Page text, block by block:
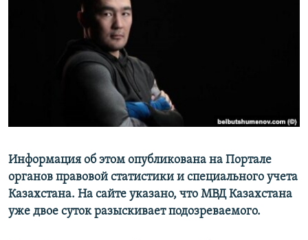
Информация об этом опубликована на Портале
органов правовой статистики и специального учета
Казахстана. На сайте указано, что МВД Казахстана
уже двое суток разыскивает подозреваемого.